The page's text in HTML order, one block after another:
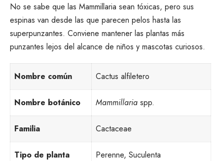
No se sabe que las Mammillaria sean tóxicas, pero sus
espinas van desde las que parecen pelos hasta las
superpunzantes. Conviene mantener las plantas más
punzantes lejos del alcance de niños y mascotas curiosos.
Nombre común Cactus alfiletero
Nombre botánico Mammillaria spp.
Familia Cactaceae
Tipo de planta Perenne, Suculenta